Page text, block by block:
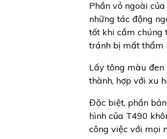
Phần vỏ ngoài
những tác động
tốt khi cầm chúng
tránh bị mất thẩm
Lấy tông màu
thành, hợp với xu
Đặc biệt, phần
hình của T490
công việc với mọi